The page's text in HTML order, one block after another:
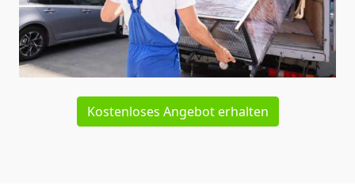
Kostenloses Angebot erhalten